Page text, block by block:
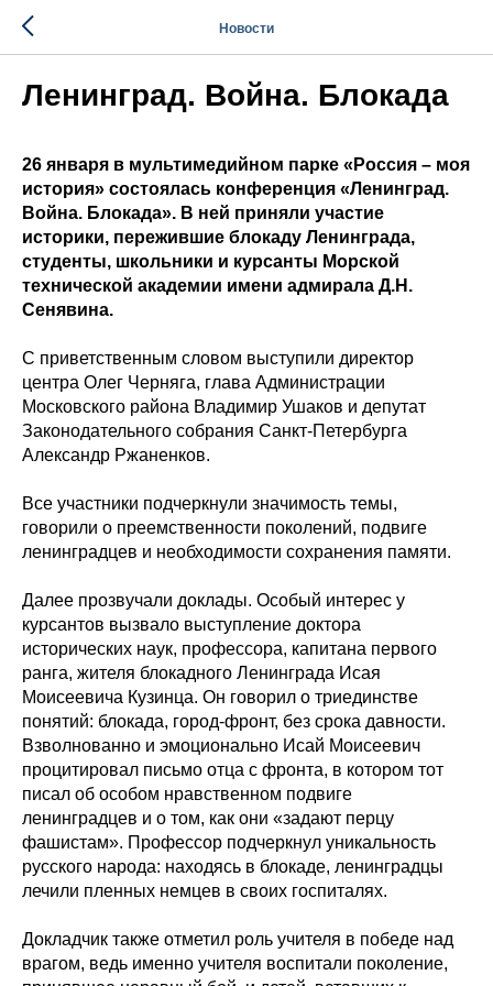
Новости
Ленинград. Война. Блокада
26 января в мультимедийном парке «Россия – моя
история» состоялась конференция «Ленинград.
Война. Блокада». В ней приняли участие
историки, пережившие блокаду Ленинграда,
студенты, школьники и курсанты Морской
технической академии имени адмирала Д.Н.
Сенявина.
С приветственным словом выступили директор
центра Олег Черняга, глава Администрации
Московского района Владимир Ушаков и депутат
Законодательного собрания Санкт-Петербурга
Александр Ржаненков.
Все участники подчеркнули значимость темы,
говорили о преемственности поколений, подвиге
ленинградцев и необходимости сохранения памяти.
Далее прозвучали доклады. Особый интерес у
курсантов вызвало выступление доктора
исторических наук, профессора, капитана первого
ранга, жителя блокадного Ленинграда Исая
Моисеевича Кузинца. Он говорил о триединстве
понятий: блокада, город-фронт, без срока давности.
Взволнованно и эмоционально Исай Моисеевич
процитировал письмо отца с фронта, в котором тот
писал об особом нравственном подвиге
ленинградцев и о том, как они «задают перцу
фашистам». Профессор подчеркнул уникальность
русского народа: находясь в блокаде, ленинградцы
лечили пленных немцев в своих госпиталях.
Докладчик также отметил роль учителя в победе над
врагом, ведь именно учителя воспитали поколение,